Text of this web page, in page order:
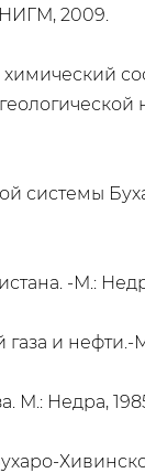
2009.
системы
-М.:
и нефти.-
М.: Недра,